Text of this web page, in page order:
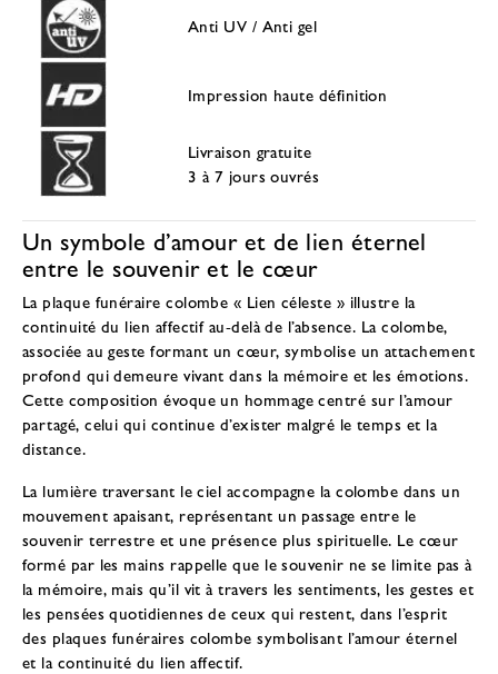
Anti UV / Anti gel
Impression haute définition
Livraison gratuite
3 à 7 jours ouvrés
Un symbole d’amour et de lien éternel
entre le souvenir et le cœur
La plaque funéraire colombe « Lien céleste » illustre la
continuité du lien affectif au-delà de l’absence. La colombe,
associée au geste formant un cœur, symbolise un attachement
profond qui demeure vivant dans la mémoire et les émotions.
Cette composition évoque un hommage centré sur l’amour
partagé, celui qui continue d’exister malgré le temps et la
distance.
La lumière traversant le ciel accompagne la colombe dans un
mouvement apaisant, représentant un passage entre le
souvenir terrestre et une présence plus spirituelle. Le cœur
formé par les mains rappelle que le souvenir ne se limite pas à
la mémoire, mais qu’il vit à travers les sentiments, les gestes et
les pensées quotidiennes de ceux qui restent, dans l’esprit
des plaques funéraires colombe symbolisant l’amour éternel
et la continuité du lien affectif.